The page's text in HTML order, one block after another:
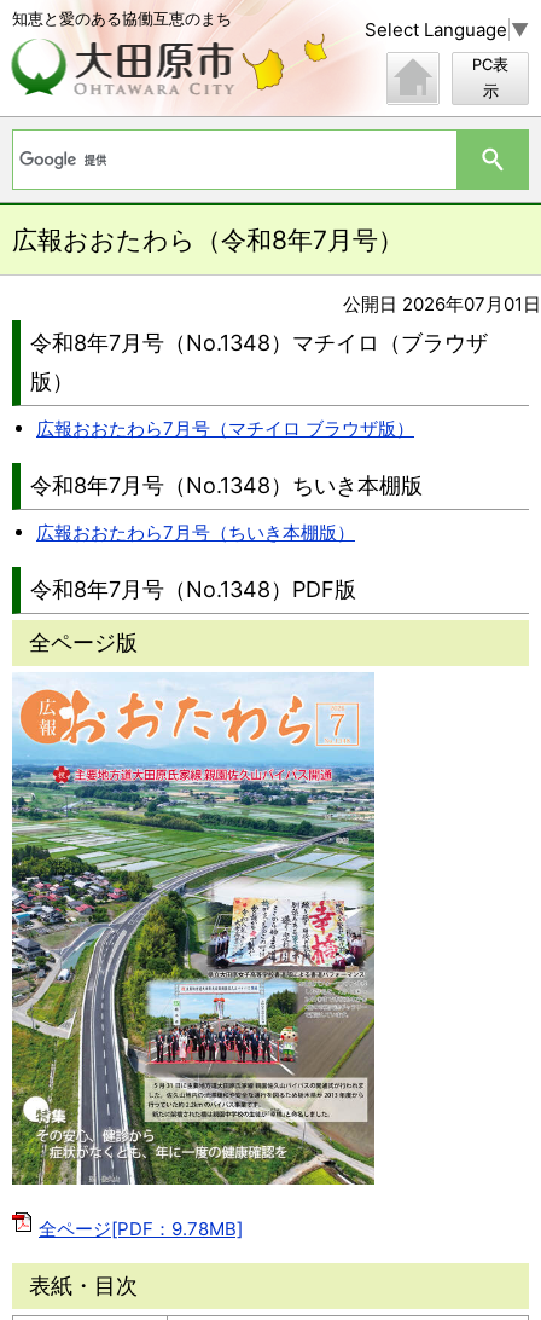
知恵と愛のある協働互恵のまち Select Language ▼
PC表
示
広報おおたわら（令和8年7月号）
公開日 2026年07月01日
令和8年7月号（No.1348）マチイロ（ブラウザ
版）
広報おおたわら7月号（マチイロ ブラウザ版）
令和8年7月号（No.1348）ちいき本棚版
広報おおたわら7月号（ちいき本棚版）
令和8年7月号（No.1348）PDF版
全ページ版
全ページ[PDF：9.78MB]
表紙・目次